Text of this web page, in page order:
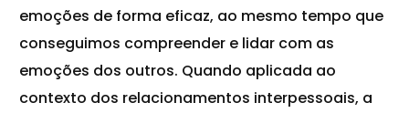
emoções de forma eficaz, ao mesmo tempo que
conseguimos compreender e lidar com as
emoções dos outros. Quando aplicada ao
contexto dos relacionamentos interpessoais, a